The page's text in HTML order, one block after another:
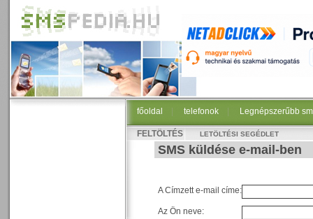
főoldal telefonok Legnépszerűbb
FELTÖLTÉS LETÖLTÉSI SEGÉDLET
SMS küldése e-mail-ben
A Címzett e-mail címe:
Az Ön neve: